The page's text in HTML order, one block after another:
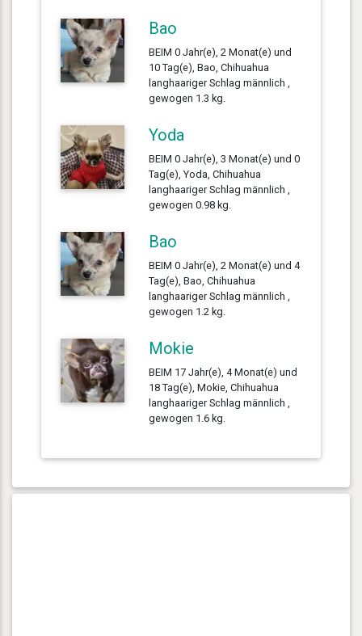
Bao
BEIM 0 Jahr(e), 2 Monat(e) und
10 Tag(e), Bao, Chihuahua
langhaariger Schlag männlich ,
gewogen 1.3 kg.
Yoda
BEIM 0 Jahr(e), 3 Monat(e) und 0
Tag(e), Yoda, Chihuahua
langhaariger Schlag männlich ,
gewogen 0.98 kg.
Bao
BEIM 0 Jahr(e), 2 Monat(e) und 4
Tag(e), Bao, Chihuahua
langhaariger Schlag männlich ,
gewogen 1.2 kg.
Mokie
BEIM 17 Jahr(e), 4 Monat(e) und
18 Tag(e), Mokie, Chihuahua
langhaariger Schlag männlich ,
gewogen 1.6 kg.